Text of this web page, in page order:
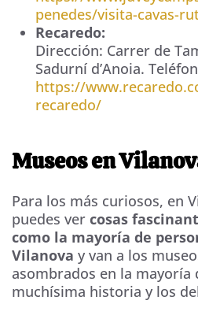
penedes/visita-cavas-
Recaredo:
Dirección: Carrer de
Sadurní d’Anoia.
https://
recaredo/
Museos en
Para los más curiosos, en
puedes ver cosas
como la mayoría de
Vilanova y van a los
asombrados en la mayoría
muchísima historia y los